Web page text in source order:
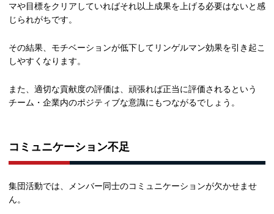
マや目標をクリアしていればそれ以上成果を上げる必要はないと感
じられがちです。
その結果、モチベーションが低下してリンゲルマン効果を引き起こ
しやすくなります。
また、適切な貢献度の評価は、頑張れば正当に評価されるという
チーム・企業内のポジティブな意識にもつながるでしょう。
コミュニケーション不足
集団活動では、メンバー同士のコミュニケーションが欠かせませ
ん。